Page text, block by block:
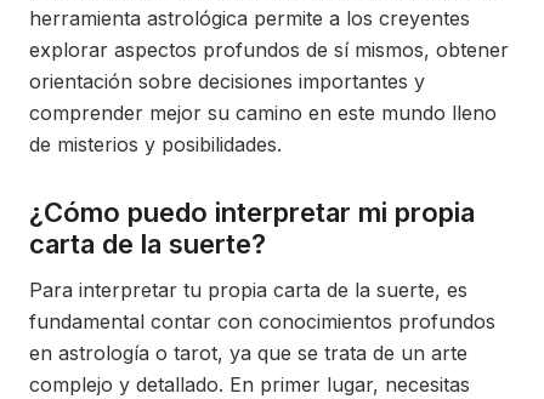
herramienta astrológica permite a los creyentes
explorar aspectos profundos de sí mismos, obtener
orientación sobre decisiones importantes y
comprender mejor su camino en este mundo lleno
de misterios y posibilidades.
¿Cómo puedo interpretar mi propia
carta de la suerte?
Para interpretar tu propia carta de la suerte, es
fundamental contar con conocimientos profundos
en astrología o tarot, ya que se trata de un arte
complejo y detallado. En primer lugar, necesitas